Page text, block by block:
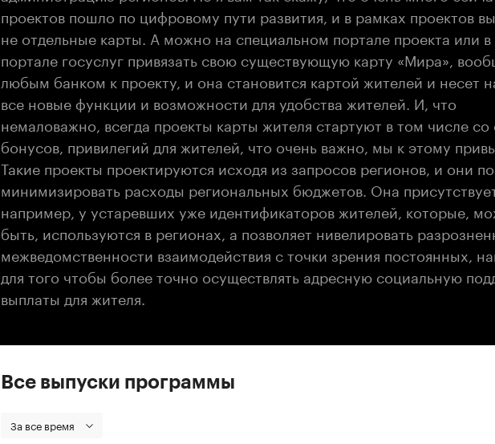
проектов пошло по цифровому пути развития, и в рамках проектов
не отдельные карты. А можно на специальном портале проекта или
портале госуслуг привязать свою существующую карту «Мира»,
любым банком к проекту, и она становится картой жителей и несет
все новые функции и возможности для удобства жителей. И, что
немаловажно, всегда проекты карты жителя стартуют в том числе со
бонусов, привилегий для жителей, что очень важно, мы к этому
Такие проекты проектируются исходя из запросов регионов, и они
минимизировать расходы региональных бюджетов. Она
например, у устаревших уже идентификаторов жителей, которые,
быть, используются в регионах, а позволяет нивелировать
межведомственности взаимодействия с точки зрения постоянных,
для того чтобы более точно осуществлять адресную социальную
выплаты для жителя.
Все выпуски программы
За все время